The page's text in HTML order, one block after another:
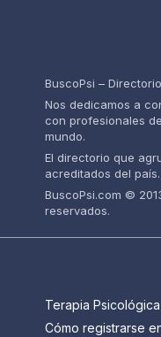
BuscoPsi –
Nos dedicamos a
con profesionales
mundo.
El directorio que
acreditados del país.
BuscoPsi.com ©
reservados.
Terapia
Cómo registrarse